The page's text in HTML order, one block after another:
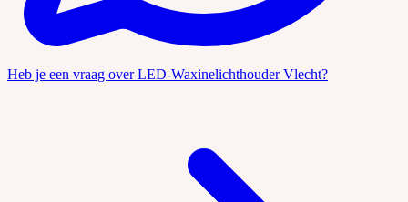
Heb je een vraag over LED-Waxinelichthouder Vlecht?